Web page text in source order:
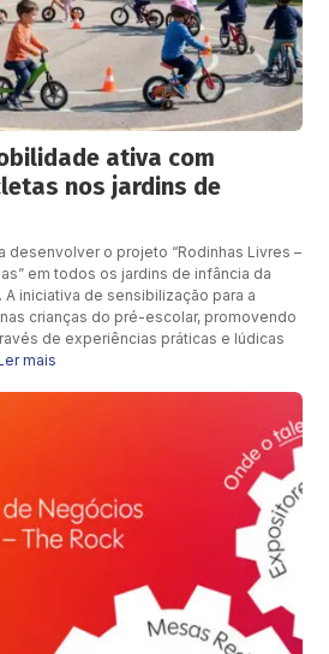
ativa com
nos jardins de
desenvolver o projeto “Rodinhas Livres –
em todos os jardins de infância da
iniciativa de sensibilização para a
crianças do pré-escolar, promovendo
de experiências práticas e lúdicas
mais